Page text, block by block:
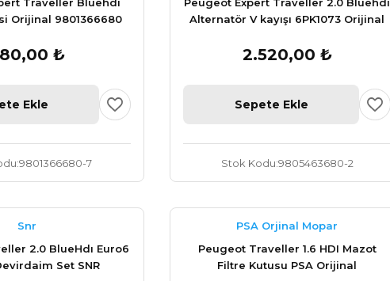
Orijinal 9801366680
₺
Ekle
9801366680-7
Alternatör V kayışı 6PK1073 Orijinal
2.520,00 ₺
Sepete Ekle
Stok Kodu 9805463680-2
Snr
2.0 BlueHdı Euro6
Set SNR
PSA Orjinal Mopar
Peugeot Traveller 1.6 HDI Mazot
Filtre Kutusu PSA Orijinal